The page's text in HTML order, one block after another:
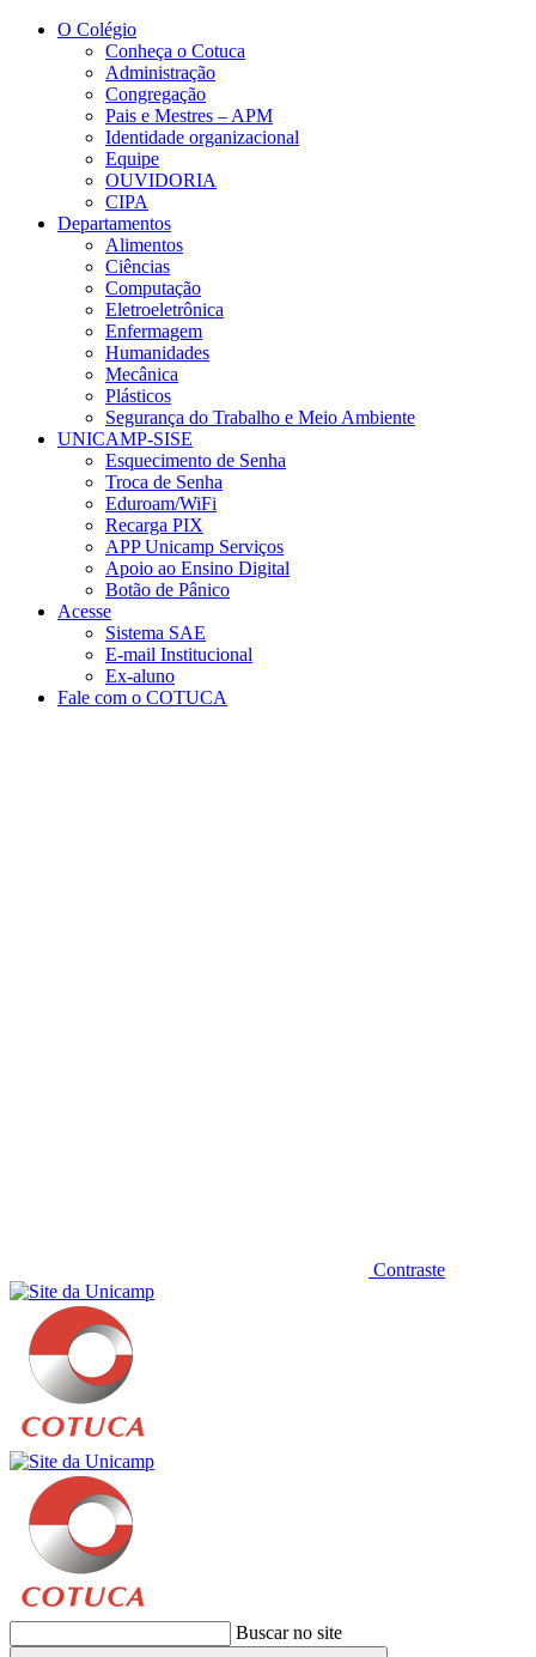
Conteúdo principal
O Colégio
Conheça o Cotuca
Administração
Congregação
Pais e Mestres – APM
Identidade organizacional
Equipe
OUVIDORIA
CIPA
Departamentos
Alimentos
Ciências
Computação
Eletroeletrônica
Enfermagem
Humanidades
Mecânica
Plásticos
Segurança do Trabalho e Meio Ambiente
UNICAMP-SISE
Esquecimento de Senha
Troca de Senha
Eduroam/WiFi
Recarga PIX
APP Unicamp Serviços
Apoio ao Ensino Digital
Botão de Pânico
Acesse
Sistema SAE
E-mail Institucional
Ex-aluno
Fale com o COTUCA
Contraste
Buscar no site